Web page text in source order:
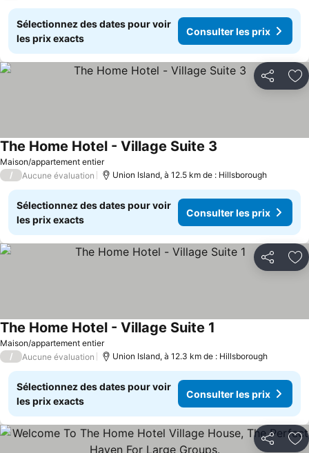
Sélectionnez des dates pour voir
les prix exacts
Consulter les prix
Partager
Maison/appartement entier
The Home Hotel - Village Suite 3
/ Aucune évaluation Union Island, à 12.5 km de : Hillsborough
Sélectionnez des dates pour voir
les prix exacts
Consulter les prix
Partager
Maison/appartement entier
The Home Hotel - Village Suite 1
/ Aucune évaluation Union Island, à 12.3 km de : Hillsborough
Sélectionnez des dates pour voir
les prix exacts
Consulter les prix
Partager